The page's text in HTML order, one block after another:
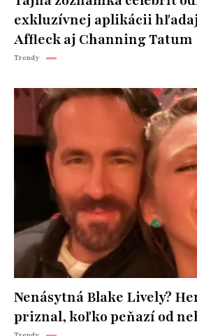
exkluzívnej aplikácii
Affleck aj Channing Tatum
Trendy
Nenásytná Blake Lively?
priznal, koľko peňazí od